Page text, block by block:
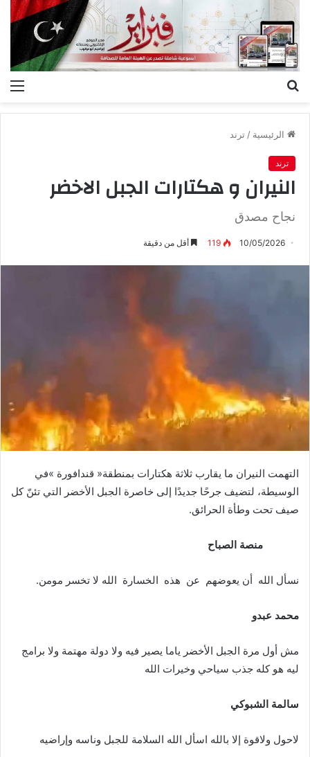
الرئيسية / ترند
ترند
النيران‭ ‬و‭ ‬هكتارات‭ ‬الجبل‭ ‬الاخضر
نجاح مصدق
10/05/2026
119 أقل من دقيقة
‬صيف‭ ‬تحت‭ ‬وطأة‭ ‬الحرائق‭.‬
‬منصة‭ ‬الصباح
نسأل‭ ‬الله‮ ‬‭ ‬أن‭ ‬يعوضهم‮ ‬‭ ‬عن‮ ‬‭ ‬هذه‮ ‬‭ ‬الخسارة‭ ‬الله‭ ‬لا‭ ‬تخسر‭ ‬مومن‭.‬
محمد‭ ‬عبدو
‬ليه‭ ‬هو‭ ‬كله‭ ‬جذب‭ ‬سياحي‭ ‬وخيرات‭ ‬الله
سالمة‭ ‬الشبوكي
لاحول‭ ‬ولاقوة‭ ‬إلا‭ ‬بالله‭ ‬اسأل‭ ‬الله‭ ‬السلامة‭ ‬للجبل‭ ‬وناسه‭ ‬وإراضيه